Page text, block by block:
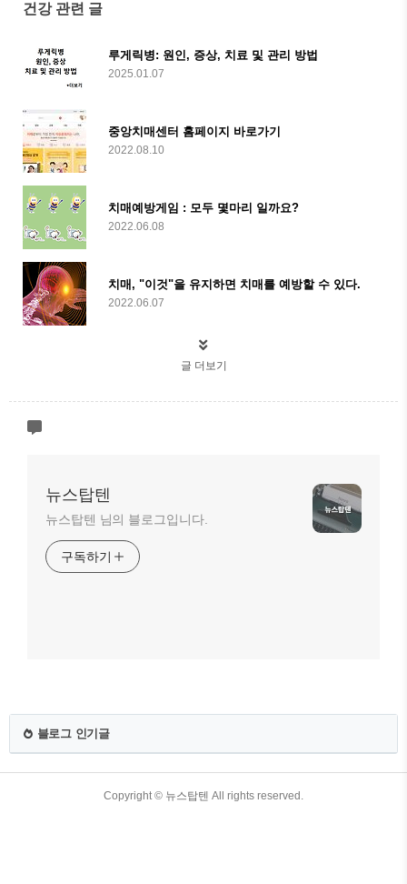
건강 관련 글
루게릭병: 원인, 증상, 치료 및 관리 방법
2025.01.07
중앙치매센터 홈페이지 바로가기
2022.08.10
치매예방게임 : 모두 몇마리 일까요?
2022.06.08
치매, "이것"을 유지하면 치매를 예방할 수 있다.
2022.06.07
글 더보기
뉴스탑텐
뉴스탑텐 님의 블로그입니다.
구독하기
블로그 인기글
Copyright © 뉴스탑텐 All rights reserved.
TistoryWhaleSkin3.4